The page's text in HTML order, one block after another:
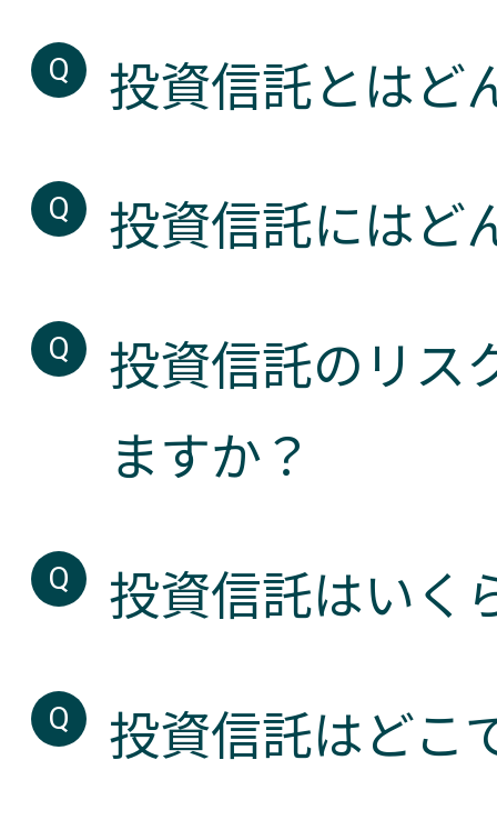
投資信託とはど
投資信託にはど
投資信託のリス
ますか？
投資信託はいく
投資信託はどこ